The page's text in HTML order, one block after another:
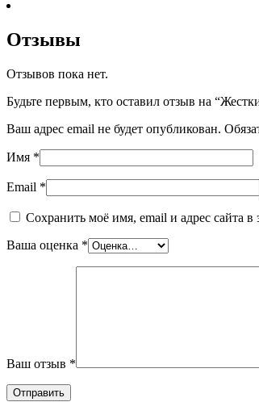
Отзывы
Отзывов пока нет.
Будьте первым, кто оставил отзыв на
Ваш адрес email не будет опубликован.
Имя *
Email *
Сохранить моё имя, email и адрес сайта
Ваша оценка *
Ваш отзыв *